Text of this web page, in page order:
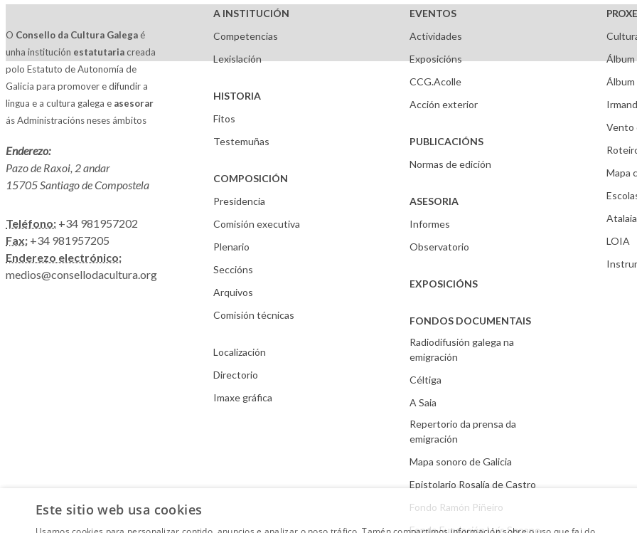
O Consello da Cultura Galega é
unha institución estatutariacreada
polo Estatuto de Autonomía de
Galicia para promover e difundir a
lingua e a cultura galega e asesorar
ás Administracións neses ámbitos
Enderezo:
Pazo de Raxoi, 2 andar
15705 Santiago de Compostela
Teléfono: +34 981957202
Fax: +34 981957205
Enderezo electrónico:
medios@consellodacultura.org
A INSTITUCIÓN
Competencias
Lexislación
HISTORIA
Fitos
Testemuñas
COMPOSICIÓN
Presidencia
Comisión executiva
Plenario
Seccións
Arquivos
Comisión técnicas
Localización
Directorio
Imaxe gráfica
EVENTOS
Actividades
Exposicións
CCG.Acolle
Acción exterior
PUBLICACIÓNS
Normas de edición
ASESORIA
Informes
Observatorio
EXPOSICIÓNS
FONDOS DOCUMENTAIS
Radiodifusión galega na
emigración
Céltiga
A Saia
Repertorio da prensa da
emigración
Mapa sonoro de Galicia
Epistolario Rosalía de Castro
Fondo Ramón Piñeiro
Fondo Fundación Luís Seoane
Álbum
Álbum
Vento
Mapa
Atalaia
LOIA
Este sitio web usa cookies